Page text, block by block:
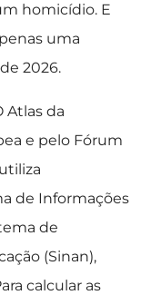
homicídio. E
uma
2026.
Atlas da
e pelo Fórum
de Informações
de
(Sinan),
calcular as